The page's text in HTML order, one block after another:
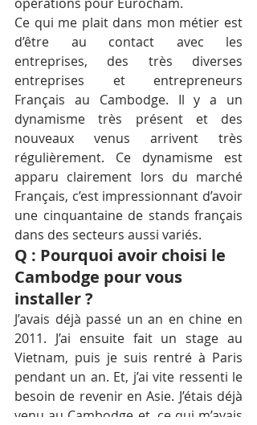
Ce qui me plait dans mon métier est
d’être au contact avec les
entreprises, des très diverses
entreprises et entrepreneurs
Français au Cambodge. Il y a un
dynamisme très présent et des
nouveaux venus arrivent très
régulièrement. Ce dynamisme est
apparu clairement lors du marché
Français, c’est impressionnant d’avoir
une cinquantaine de stands français
dans des secteurs aussi variés.
Q : Pourquoi avoir choisi le
Cambodge pour vous
installer ?
J’avais déjà passé un an en chine en
2011. J’ai ensuite fait un stage au
Vietnam, puis je suis rentré à Paris
pendant un an. Et, j’ai vite ressenti le
besoin de revenir en Asie. J’étais déjà
venu au Cambodge et, ce qui m’avais